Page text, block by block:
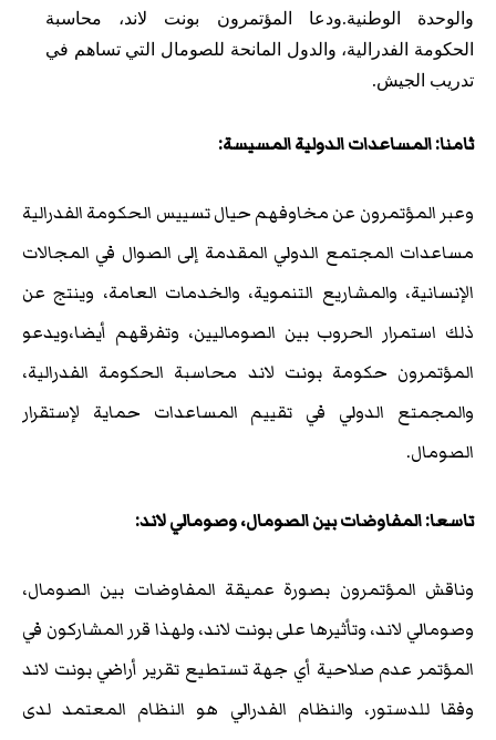
والوحدة الوطنية.ودعا المؤتمرون بونت لاند، محاسبة
الحكومة الفدرالية، والدول المانحة للصومال التي تساهم في
تدريب الجيش.
ثامنا: المساعدات الدولية المسيسة:
وعبر المؤتمرون عن مخاوفهم حيال تسييس الحكومة الفدرالية
مساعدات المجتمع الدولي المقدمة إلى الصوال في المجالات
الإنسانية، والمشاريع التنموية، والخدمات العامة، وينتج عن
ذلك استمرار الحروب بين الصوماليين، وتفرقهم أيضا،ويدعو
المؤتمرون حكومة بونت لاند محاسبة الحكومة الفدرالية،
والمجمتع الدولي في تقييم المساعدات حماية لإستقرار
الصومال.
تاسعا: المفاوضات بين الصومال، وصومالي لاند:
وناقش المؤتمرون بصورة عميقة المفاوضات بين الصومال،
وصومالي لاند، وتأثيرها على بونت لاند، ولهذا قرر المشاركون في
المؤتمر عدم صلاحية أي جهة تستطيع تقرير أراضي بونت لاند
وفقا للدستور، والنظام الفدرالي هو النظام المعتمد لدى